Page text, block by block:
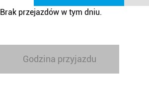
Brak przejazdów w tym dniu.
Godzina przyjazdu